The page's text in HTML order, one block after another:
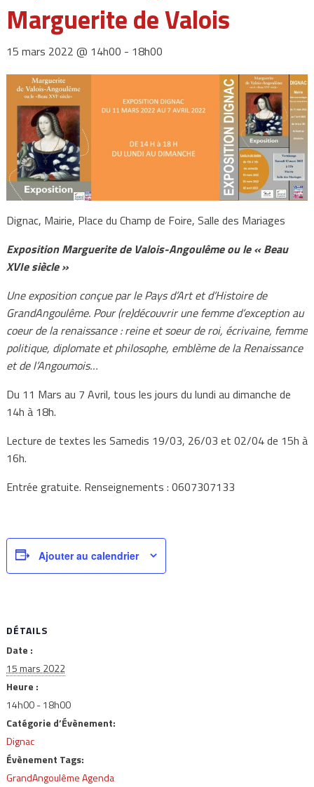
Marguerite de Valois
15 mars 2022 @ 14h00 - 18h00
Dignac, Mairie, Place du Champ de Foire, Salle des Mariages
Exposition Marguerite de Valois-Angoulême ou le « Beau
XVIe siècle »
Une exposition conçue par le Pays d’Art et d’Histoire de
GrandAngoulême. Pour (re)découvrir une femme d’exception au
coeur de la renaissance : reine et soeur de roi, écrivaine, femme
politique, diplomate et philosophe, emblème de la Renaissance
et de l’Angoumois…
Du 11 Mars au 7 Avril, tous les jours du lundi au dimanche de
14h à 18h.
Lecture de textes les Samedis 19/03, 26/03 et 02/04 de 15h à
16h.
Entrée gratuite. Renseignements : 0607307133
Ajouter au calendrier
DÉTAILS
Date :
15 mars 2022
Heure :
14h00 - 18h00
Catégorie d’Évènement:
Dignac
Évènement Tags:
GrandAngoulême Agenda